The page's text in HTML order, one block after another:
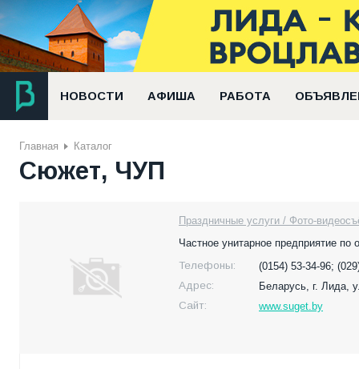
НОВОСТИ АФИША РАБОТА
Главная Каталог
Сюжет, ЧУП
Праздничные услуги / Фото-
Частное унитарное предприятие
Телефоны:
(0154) 53-34-96;
Адрес:
Беларусь, г. Лида,
Сайт:
www.suget.by